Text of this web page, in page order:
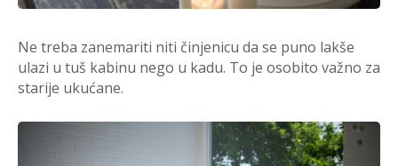
Ne treba zanemariti niti činjenicu da se puno lakše
ulazi u tuš kabinu nego u kadu. To je osobito važno za
starije ukućane.